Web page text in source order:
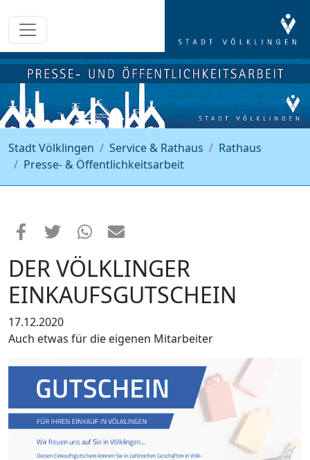
Stadt Völklingen Service & Rathaus
Rathaus
Presse- & Öffentlichkeitsarbeit
DER VÖLKLINGER
EINKAUFSGUTSCHEIN
17.12.2020
Auch etwas für die eigenen Mitarbeiter